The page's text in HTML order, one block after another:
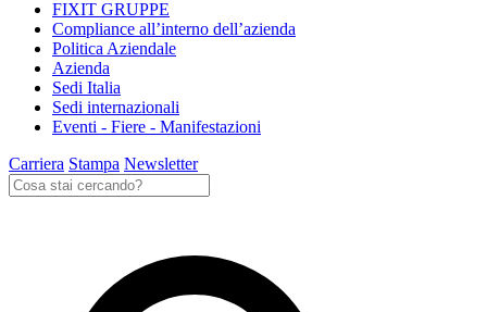
FIXIT GRUPPE
Compliance all’interno dell’azienda
Politica Aziendale
Azienda
Sedi Italia
Sedi internazionali
Eventi - Fiere - Manifestazioni
Carriera Stampa Newsletter